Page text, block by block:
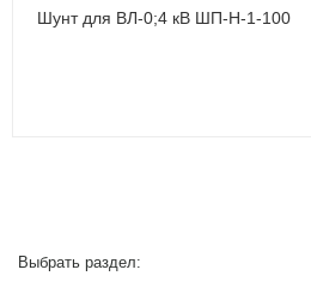
Шунт для ВЛ-0;4 кВ ШП-Н-1-100
Выбрать раздел: